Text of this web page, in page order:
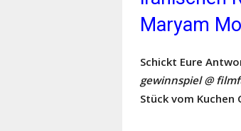
Maryam
Schickt Eure
gewinnspiel @
Stück vom Kuchen